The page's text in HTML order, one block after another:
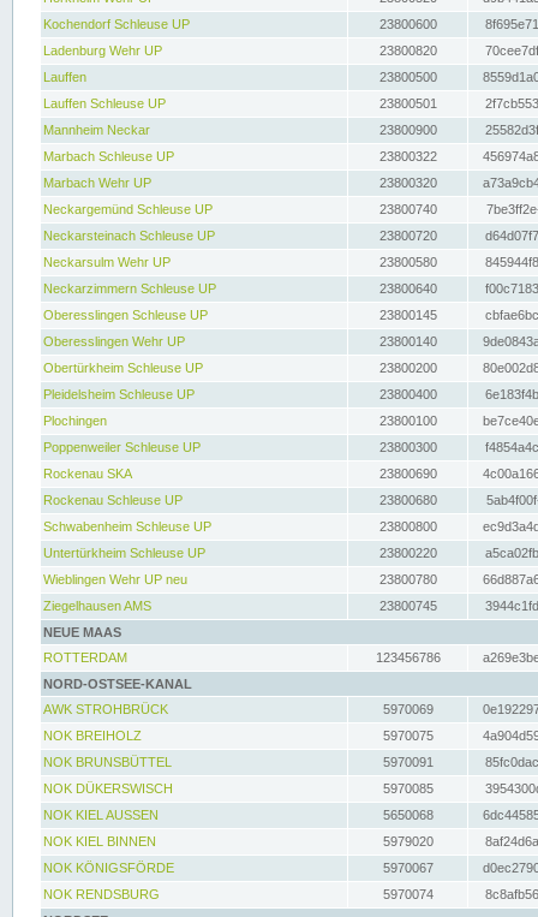
Kochendorf Schleuse UP
23800600
Ladenburg Wehr UP
23800820
Lauffen
23800500
Lauffen Schleuse UP
23800501
Mannheim Neckar
23800900
Marbach Schleuse UP
23800322
Marbach Wehr UP
23800320
Neckargemünd Schleuse UP
23800740
Neckarsteinach Schleuse UP
23800720
Neckarsulm Wehr UP
23800580
Neckarzimmern Schleuse UP
23800640
Oberesslingen Schleuse UP
23800145
Oberesslingen Wehr UP
23800140
Obertürkheim Schleuse UP
23800200
Pleidelsheim Schleuse UP
23800400
Plochingen
23800100
Poppenweiler Schleuse UP
23800300
Rockenau SKA
23800690
Rockenau Schleuse UP
23800680
Schwabenheim Schleuse UP
23800800
Untertürkheim Schleuse UP
23800220
Wieblingen Wehr UP neu
23800780
Ziegelhausen AMS
23800745
NEUE MAAS
ROTTERDAM
123456786
NORD-OSTSEE-KANAL
AWK STROHBRÜCK
5970069
NOK BREIHOLZ
5970075
NOK BRUNSBÜTTEL
5970091
NOK DÜKERSWISCH
5970085
NOK KIEL AUSSEN
5650068
NOK KIEL BINNEN
5979020
NOK KÖNIGSFÖRDE
5970067
NOK RENDSBURG
5970074